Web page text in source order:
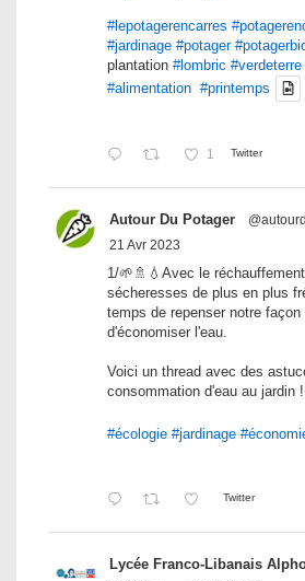
#lepotagerencarres
#jardinage #potager
plantation #lombric #verdeterre
#alimentation #printemps
1 Twitter
Autour Du Potager
21 Avr 2023
1/🌱🚿💧Avec le
sécheresses de plus en plus
temps de repenser notre façon
d'économiser l'eau.
Voici un thread avec des
consommation d'eau au jardin
#écologie #jardinage
Twitter
Lycée Franco-Libanais